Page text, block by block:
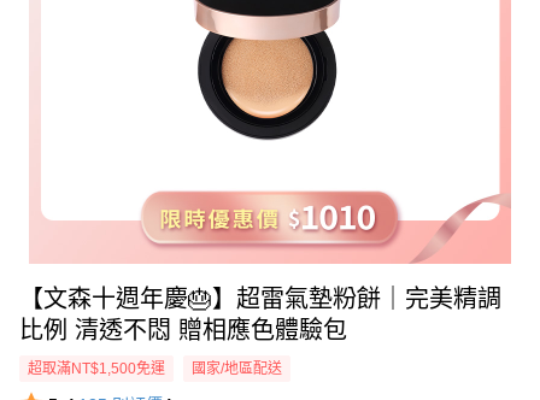
【文森十週年慶🎂】超雷氣墊粉餅｜完美精調
比例 清透不悶 贈相應色體驗包
超取滿NT$1,500免運 國家/地區配送